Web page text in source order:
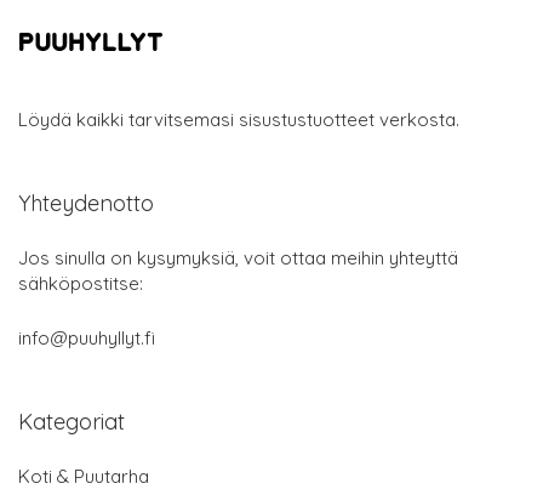
Löydä kaikki tarvitsemasi sisustustuotteet verkosta.
Yhteydenotto
Jos sinulla on kysymyksiä, voit ottaa meihin yhteyttä
sähköpostitse:
info@puuhyllyt.fi
Kategoriat
Koti & Puutarha